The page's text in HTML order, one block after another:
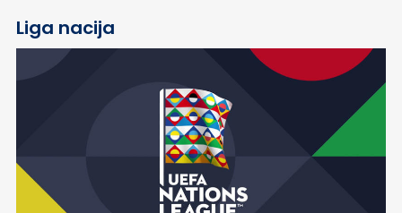
Liga nacija